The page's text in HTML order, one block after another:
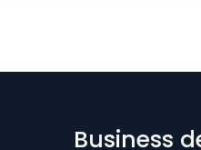
Business